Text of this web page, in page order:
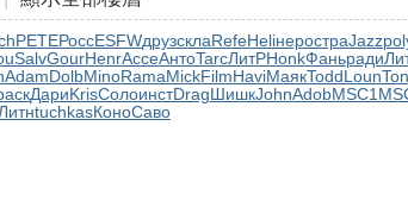
PETEРоссESFWдрузсклаRefeHeliнеростраJazz
SalvGourHenrAcceАнтоTarcЛитРHonkФаньради
AdamDolbMinoRamaMickFilmHaviМаякToddLoun
ДариKrisСолоинстDragШишкJohnAdobMSC1
ЛитнtuchkasКоноСаво